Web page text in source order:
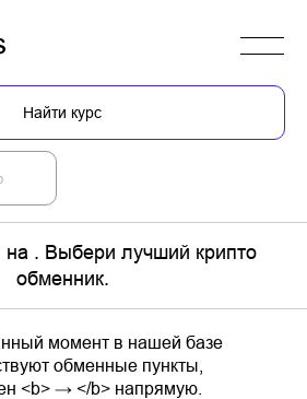
Найти курс
. Выбери лучший крипто
обменник.
момент в нашей базе
обменные пункты,
<b> → </b> напрямую.